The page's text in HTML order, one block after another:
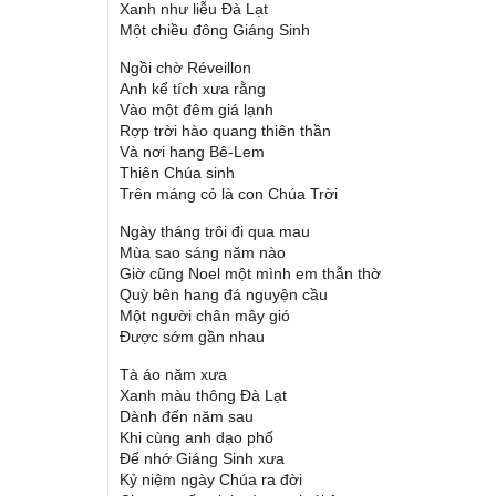
Xanh như liễu Đà Lạt
Một chiều đông Giáng Sinh
Ngồi chờ Réveillon
Anh kể tích xưa rằng
Vào một đêm giá lạnh
Rợp trời hào quang thiên thần
Và nơi hang Bê-Lem
Thiên Chúa sinh
Trên máng cỏ là con Chúa Trời
Ngày tháng trôi đi qua mau
Mùa sao sáng năm nào
Giờ cũng Noel một mình em thẫn thờ
Quỳ bên hang đá nguyện cầu
Một người chân mây gió
Được sớm gần nhau
Tà áo năm xưa
Xanh màu thông Đà Lạt
Dành đến năm sau
Khi cùng anh dạo phố
Để nhớ Giáng Sinh xưa
Kỷ niệm ngày Chúa ra đời